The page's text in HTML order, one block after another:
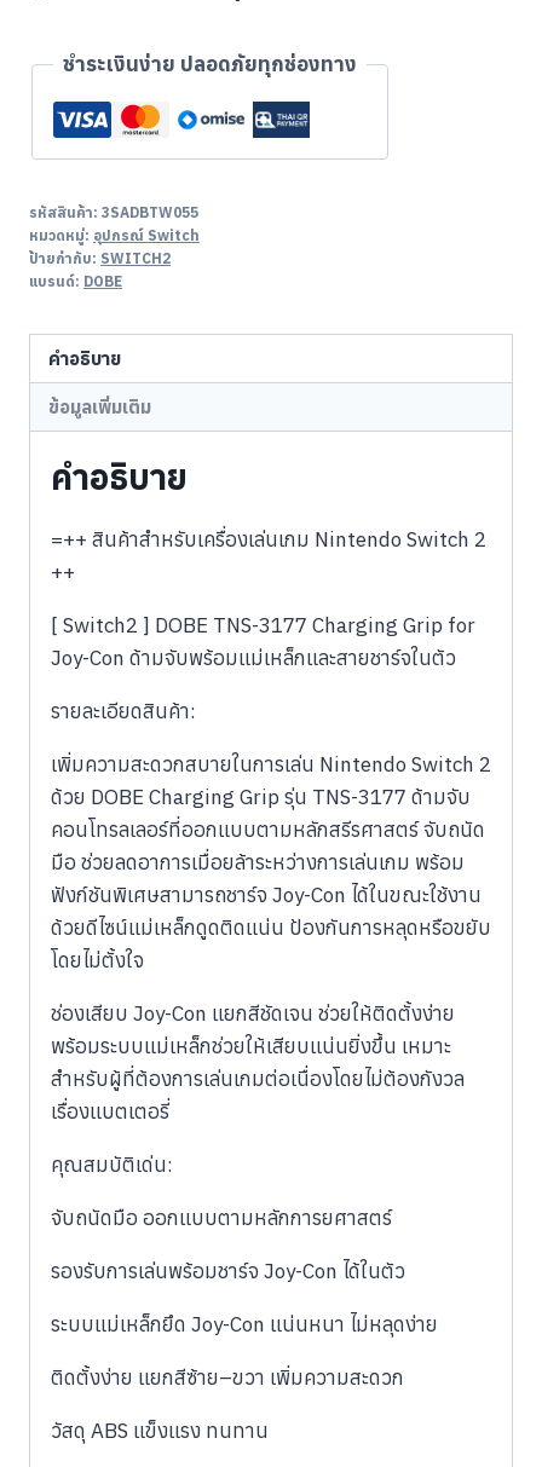
ชำระเงินง่าย ปลอดภัยทุกช่องทาง
รหัสสินค้า: 3SADBTW055
หมวดหมู่: อุปกรณ์ Switch
ป้ายกำกับ: SWITCH2
แบรนด์: DOBE
คำอธิบาย
ข้อมูลเพิ่มเติม
คำอธิบาย
=++ สินค้าสำหรับเครื่องเล่นเกม Nintendo Switch 2
++
[ Switch2 ] DOBE TNS-3177 Charging Grip for
Joy-Con ด้ามจับพร้อมแม่เหล็กและสายชาร์จในตัว
รายละเอียดสินค้า:
เพิ่มความสะดวกสบายในการเล่น Nintendo Switch 2
ด้วย DOBE Charging Grip รุ่น TNS-3177 ด้ามจับ
คอนโทรลเลอร์ที่ออกแบบตามหลักสรีรศาสตร์ จับถนัด
มือ ช่วยลดอาการเมื่อยล้าระหว่างการเล่นเกม พร้อม
ฟังก์ชันพิเศษสามารถชาร์จ Joy-Con ได้ในขณะใช้งาน
ด้วยดีไซน์แม่เหล็กดูดติดแน่น ป้องกันการหลุดหรือขยับ
โดยไม่ตั้งใจ
ช่องเสียบ Joy-Con แยกสีชัดเจน ช่วยให้ติดตั้งง่าย
พร้อมระบบแม่เหล็กช่วยให้เสียบแน่นยิ่งขึ้น เหมาะ
สำหรับผู้ที่ต้องการเล่นเกมต่อเนื่องโดยไม่ต้องกังวล
เรื่องแบตเตอรี่
คุณสมบัติเด่น:
จับถนัดมือ ออกแบบตามหลักการยศาสตร์
รองรับการเล่นพร้อมชาร์จ Joy-Con ได้ในตัว
ระบบแม่เหล็กยึด Joy-Con แน่นหนา ไม่หลุดง่าย
ติดตั้งง่าย แยกสีซ้าย–ขวา เพิ่มความสะดวก
วัสดุ ABS แข็งแรง ทนทาน